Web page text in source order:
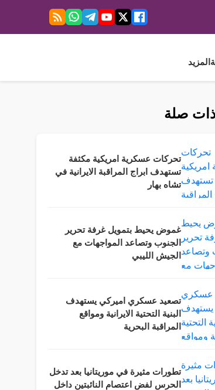
المزيد
ذات صلة
تحركات عسكرية امريكية مكثفة
تستهدف ابراج المراقبة الايرانية في
تشاه بهار
غموض يحيط بتمويل غرفة تحرير
الجنوب وتصاعد المواجهات مع
الجيش الليبي
تصعيد عسكري اميركي يستهدف
البنية التحتية الايرانية ومواقع
المراقبة البحرية
تطورات مثيرة في موريتانيا بعد تدخل
الحرس لفض اعتصام النائبتين داخل